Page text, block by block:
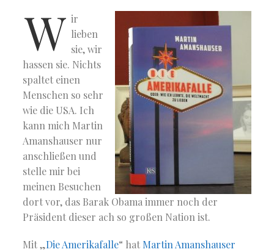
W ir
lieben
sie, wir
hassen sie. Nichts
spaltet einen
Menschen so sehr
wie die USA. Ich
kann mich Martin
Amanshauser nur
anschließen und
stelle mir bei
meinen Besuchen
dort vor, das Barak Obama immer noch der
Präsident dieser ach so großen Nation ist.
Mit „Die Amerikafalle“ hat Martin Amanshauser